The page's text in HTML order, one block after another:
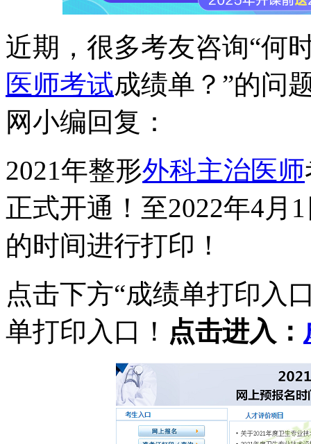
近期，很多考友咨询“何
医师考试成绩单？ ”的问
网小编回复：
2021年整形外科主治医师
正式开通！至2022年4月
的时间进行打印！
点击下方“成绩单打印入
单打印入口！ 点击进入：